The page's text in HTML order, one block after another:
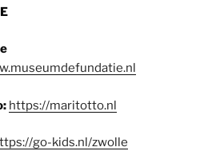
https://maritotto.nl
go-kids.nl/zwolle